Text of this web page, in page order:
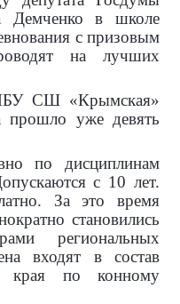
Демченко в школе
с призовым
на лучших
СШ «Крымская»
прошло уже девять
по дисциплинам
с 10 лет.
За это время
становились
региональных
входят в состав
края по конному